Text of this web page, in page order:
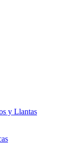
y Llantas